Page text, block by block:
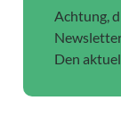
Achtung,
Den